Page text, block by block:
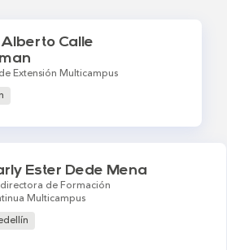
Calle
Extensión Multicampus
Ester Dede Mena
de Formación
Multicampus